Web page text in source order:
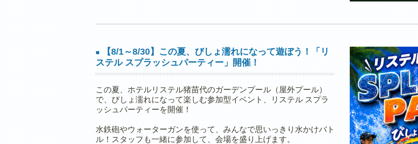
■
【8/1～8/30】この夏、びしょ濡れになって遊ぼう！「リ
ステル スプラッシュパーティー」開催！
この夏、ホテルリステル猪苗代のガーデンプール（屋外プール）
で、びしょ濡れになって楽しむ参加型イベント、リステル スプラ
ッシュパーティーを開催！
水鉄砲やウォーターガンを使って、みんなで思いっきり水かけバト
ル！スタッフも一緒に参加して、会場を盛り上げます。